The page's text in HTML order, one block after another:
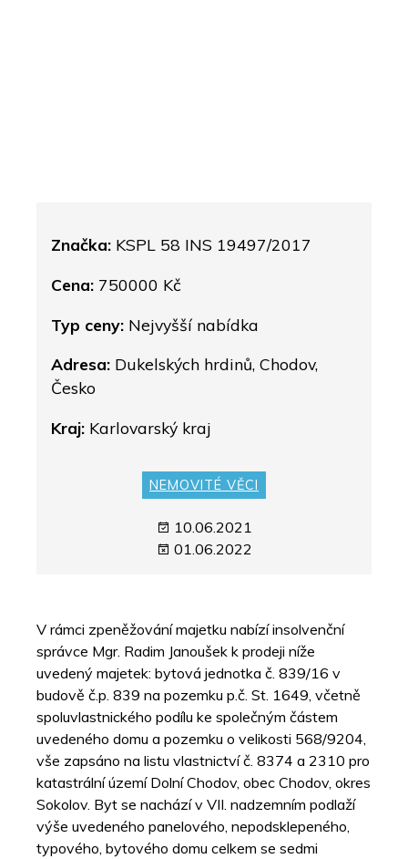
Značka: KSPL 58 INS 19497/2017
Cena: 750000 Kč
Typ ceny: Nejvyšší nabídka
Adresa: Dukelských hrdinů, Chodov,
Česko
Kraj: Karlovarský kraj
NEMOVITÉ VĚCI
10.06.2021
01.06.2022
V rámci zpeněžování majetku nabízí insolvenční
správce Mgr. Radim Janoušek k prodeji níže
uvedený majetek: bytová jednotka č. 839/16 v
budově č.p. 839 na pozemku p.č. St. 1649, včetně
spoluvlastnického podílu ke společným částem
uvedeného domu a pozemku o velikosti 568/9204,
vše zapsáno na listu vlastnictví č. 8374 a 2310 pro
katastrální území Dolní Chodov, obec Chodov, okres
Sokolov. Byt se nachází v VII. nadzemním podlaží
výše uvedeného panelového, nepodsklepeného,
typového, bytového domu celkem se sedmi